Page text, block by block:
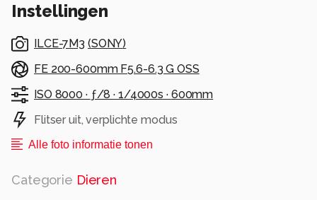
Alle rechten voorbehouden
Instellingen
ILCE-7M3 (SONY)
FE 200-600mm F5.6-6.3 G OSS
ISO 8000 · ƒ/8 · 1/4000s · 600mm
Flitser uit, verplichte modus
Alle foto informatie tonen
Categorie Dieren